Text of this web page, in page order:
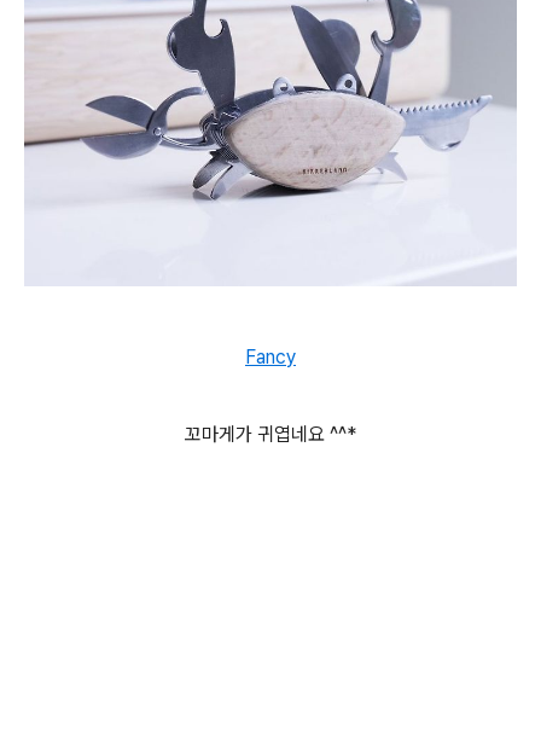
Fancy
꼬마게가 귀엽네요 ^^*